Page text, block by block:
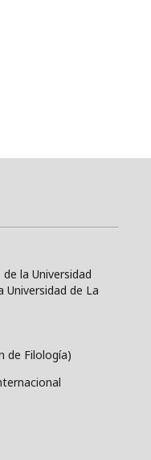
la Universidad
Universidad de La
de Filología)